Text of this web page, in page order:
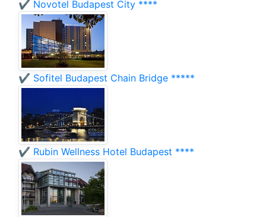
✔️ Novotel Budapest City ****
✔️ Sofitel Budapest Chain Bridge *****
✔️ Rubin Wellness Hotel Budapest ****